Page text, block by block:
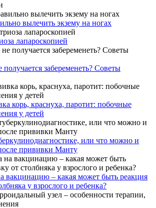
вылечить экзему на ногах
лапароскопией
получается забеременеть? Советы
корь, краснуха, паротит: побочные
у детей
или что можно и
прививки Манту
вакцинацию – какая может быть реакция
у взрослого и ребенка?